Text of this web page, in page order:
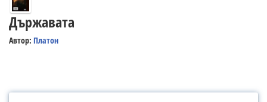
Държавата
Автор: Платон